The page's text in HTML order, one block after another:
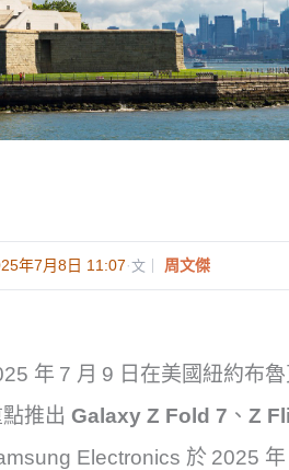
年7月8日 11:07·文｜ 周文傑
年 7 月 9 日在美國紐約布
推出 Galaxy Z Fold 7 、 Z
Electronics 於 2025